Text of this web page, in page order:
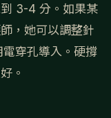
3-4 分。如果某
，她可以調整針
穿孔導入。硬撐
。